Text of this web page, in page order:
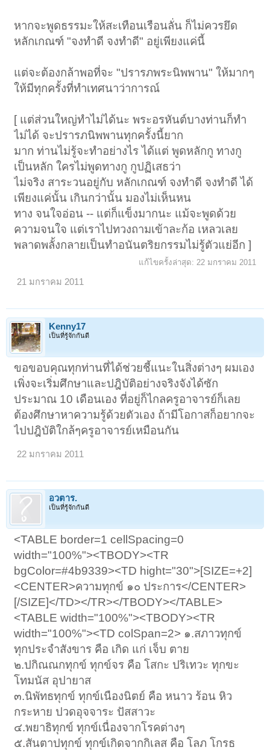
หากจะพูดธรรมะให้สะเทือนเรือนลั่น ก็ไม่ควรยึด
หลักเกณฑ์ "จงทำดี จงทำดี" อยู่เพียงแค่นี้
แต่จะต้องกล้าพอที่จะ "ปรารภพระนิพพาน" ให้มากๆ
ให้มีทุกครั้งที่ทำเทศนาว่าการณ์
[ แต่ส่วนใหญ่ทำไม่ได้นะ พระอรหันต์บางท่านก็ทำ
ไม่ได้ จะปรารภนิพพานทุกครั้งนี้ยาก
มาก ท่านไม่รู้จะทำอย่างไร ได้แต่ พูดหลักกู ทางกู
เป็นหลัก ใครไม่พูดทางกู กูปฏิเสธว่า
ไม่จริง สาระวนอยู่กับ หลักเกณฑ์ จงทำดี จงทำดี ได้
เพียงแค่นั้น เกินกว่านั้น มองไม่เห็นหน
ทาง จนใจอ่อน -- แต่ก็แข็งมากนะ แม้จะพูดด้วย
ความจนใจ แต่เราไปทวงถามเข้าละก้อ เหลวเลย
พลาดพลั้งกลายเป็นทำอนันตริยกรรมไม่รู้ตัวแย่อีก ]
แก้ไขครั้งล่าสุด: 22 มกราคม 2011
21 มกราคม 2011
Kenny17
เป็นที่รู้จักกันดี
ขอขอบคุณทุกท่านที่ได้ช่วยชี้แนะในสิ่งต่างๆ ผมเอง
เพิ่งจะเริ่มศึกษาและปฎิบัติอย่างจริงจังได้ซัก
ประมาณ 10 เดือนเอง ที่อยู่ก็ไกลครูอาจารย์ก็เลย
ต้องศึกษาหาความรู้ด้วยตัวเอง ถ้ามีโอกาสก็อยากจะ
ไปปฎิบัติใกล้ๆครูอาจารย์เหมือนกัน
22 มกราคม 2011
อวตาร.
เป็นที่รู้จักกันดี
<TABLE border=1 cellSpacing=0
width="100%"><TBODY><TR
bgColor=#4b9339><TD hight="30">[SIZE=+2]
<CENTER>ความทุกข์ ๑๐ ประการ</CENTER>
[/SIZE]</TD></TR></TBODY></TABLE>
<TABLE width="100%"><TBODY><TR
width="100%"><TD colSpan=2> ๑.สภาวทุกข์
ทุกประจำสังขาร คือ เกิด แก่ เจ็บ ตาย
๒.ปกิณณกทุกข์ ทุกข์จร คือ โสกะ ปริเทวะ ทุกขะ
โทมนัส อุปายาส
๓.นิพัทธทุกข์ ทุกข์เนืองนิตย์ คือ หนาว ร้อน หิว
กระหาย ปวดอุจจาระ ปัสสาวะ
๔.พยาธิทุกข์ ทุกข์เนื่องจากโรคต่างๆ
๕.สันตาปทุกข์ ทุกข์เกิดจากกิเลส คือ โลภ โกรธ